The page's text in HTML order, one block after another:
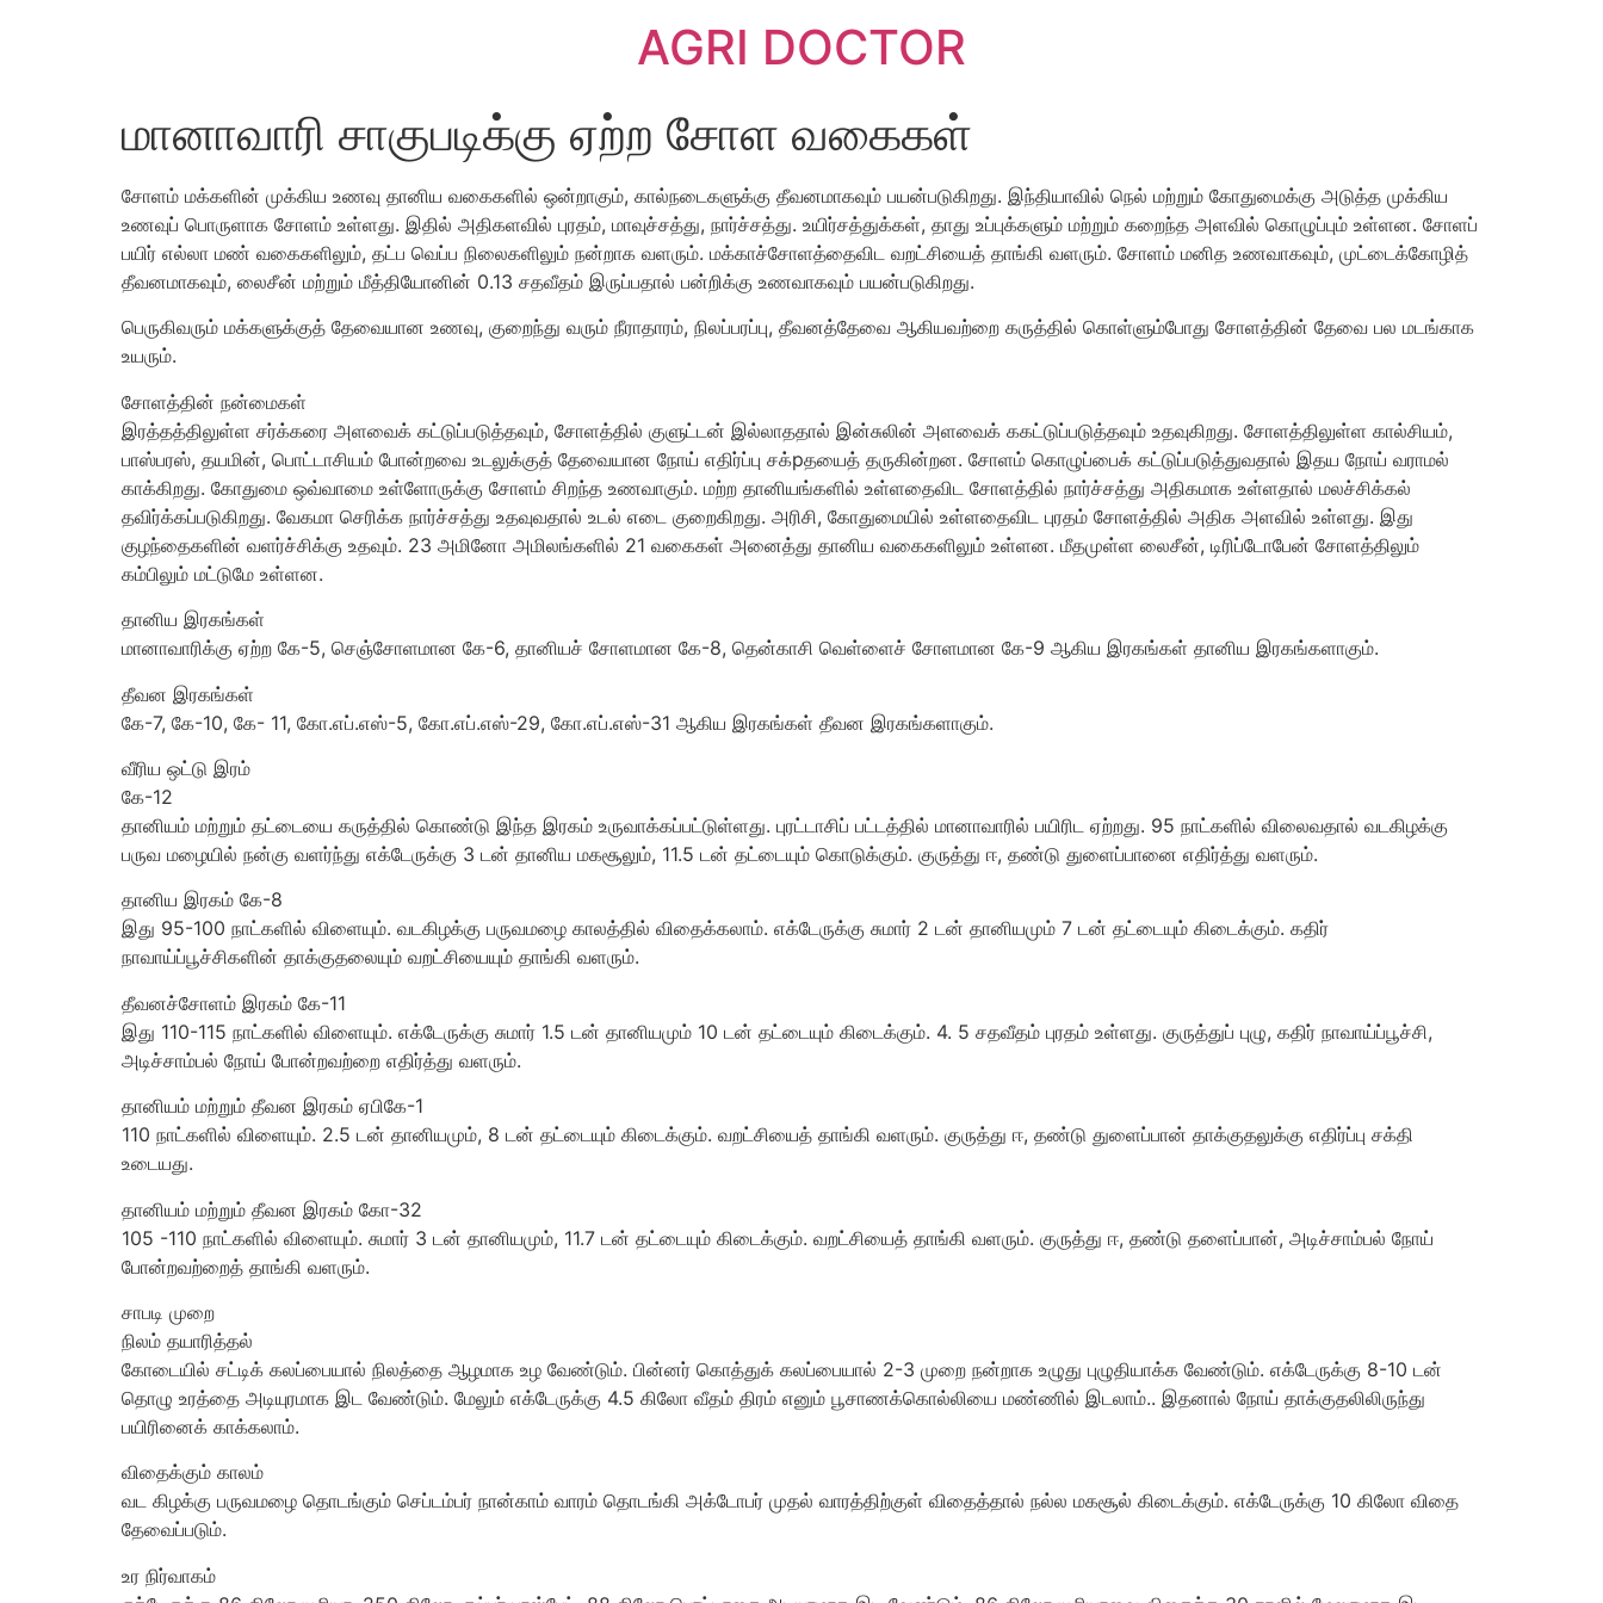
AGRI DOCTOR
மானாவாரி சாகுபடிக்கு ஏற்ற சோள வகைகள்
சோளம் மக்களின் முக்கிய உணவு தானிய வகைகளில் ஒன்றாகும், கால்நடைகளுக்கு தீவனமாகவும் பயன்படுகிறது. இந்தியாவில் நெல் மற்றும் கோதுமைக்கு அடுத்த முக்கிய
உணவுப் பொருளாக சோளம் உள்ளது. இதில் அதிகளவில் புரதம், மாவுச்சத்து, நார்ச்சத்து. உயிர்சத்துக்கள், தாது உப்புக்களும் மற்றும் கறைந்த அளவில் கொழுப்பும் உள்ளன. சோளப்
பயிர் எல்லா மண் வகைகளிலும், தட்ப வெப்ப நிலைகளிலும் நன்றாக வளரும். மக்காச்சோளத்தைவிட வறட்சியைத் தாங்கி வளரும். சோளம் மனித உணவாகவும், முட்டைக்கோழித்
தீவனமாகவும், லைசீன் மற்றும் மீத்தியோனின் 0.13 சதவீதம் இருப்பதால் பன்றிக்கு உணவாகவும் பயன்படுகிறது.
பெருகிவரும் மக்களுக்குத் தேவையான உணவு, குறைந்து வரும் நீராதாரம், நிலப்பரப்பு, தீவனத்தேவை ஆகியவற்றை கருத்தில் கொள்ளும்போது சோளத்தின் தேவை பல மடங்காக
உயரும்.
சோளத்தின் நன்மைகள்
இரத்தத்திலுள்ள சர்க்கரை அளவைக் கட்டுப்படுத்தவும், சோளத்தில் குளுட்டன் இல்லாததால் இன்சுலின் அளவைக் ககட்டுப்படுத்தவும் உதவுகிறது. சோளத்திலுள்ள கால்சியம்,
பாஸ்பரஸ், தயமின், பொட்டாசியம் போன்றவை உடலுக்குத் தேவையான நோய் எதிர்ப்பு சக்pதயைத் தருகின்றன. சோளம் கொழுப்பைக் கட்டுப்படுத்துவதால் இதய நோய் வராமல்
காக்கிறது. கோதுமை ஒவ்வாமை உள்ளோருக்கு சோளம் சிறந்த உணவாகும். மற்ற தானியங்களில் உள்ளதைவிட சோளத்தில் நார்ச்சத்து அதிகமாக உள்ளதால் மலச்சிக்கல்
தவிர்க்கப்படுகிறது. வேகமா செரிக்க நார்ச்சத்து உதவுவதால் உடல் எடை குறைகிறது. அரிசி, கோதுமையில் உள்ளதைவிட புரதம் சோளத்தில் அதிக அளவில் உள்ளது. இது
குழந்தைகளின் வளர்ச்சிக்கு உதவும். 23 அமினோ அமிலங்களில் 21 வகைகள் அனைத்து தானிய வகைகளிலும் உள்ளன. மீதமுள்ள லைசீன், டிரிப்டோபேன் சோளத்திலும்
கம்பிலும் மட்டுமே உள்ளன.
தானிய இரகங்கள்
மானாவாரிக்கு ஏற்ற கே-5, செஞ்சோளமான கே-6, தானியச் சோளமான கே-8, தென்காசி வெள்ளைச் சோளமான கே-9 ஆகிய இரகங்கள் தானிய இரகங்களாகும்.
தீவன இரகங்கள்
கே-7, கே-10, கே- 11, கோ.எப்.எஸ்-5, கோ.எப்.எஸ்-29, கோ.எப்.எஸ்-31 ஆகிய இரகங்கள் தீவன இரகங்களாகும்.
வீரிய ஒட்டு இரம்
கே-12
தானியம் மற்றும் தட்டையை கருத்தில் கொண்டு இந்த இரகம் உருவாக்கப்பட்டுள்ளது. புரட்டாசிப் பட்டத்தில் மானாவாரில் பயிரிட ஏற்றது. 95 நாட்களில் விலைவதால் வடகிழக்கு
பருவ மழையில் நன்கு வளர்ந்து எக்டேருக்கு 3 டன் தானிய மகசூலும், 11.5 டன் தட்டையும் கொடுக்கும். குருத்து ஈ, தண்டு துளைப்பானை எதிர்த்து வளரும்.
தானிய இரகம் கே-8
இது 95-100 நாட்களில் விளையும். வடகிழக்கு பருவமழை காலத்தில் விதைக்கலாம். எக்டேருக்கு சுமார் 2 டன் தானியமும் 7 டன் தட்டையும் கிடைக்கும். கதிர்
நாவாய்ப்பூச்சிகளின் தாக்குதலையும் வறட்சியையும் தாங்கி வளரும்.
தீவனச்சோளம் இரகம் கே-11
இது 110-115 நாட்களில் விளையும். எக்டேருக்கு சுமார் 1.5 டன் தானியமும் 10 டன் தட்டையும் கிடைக்கும். 4. 5 சதவீதம் புரதம் உள்ளது. குருத்துப் புழு, கதிர் நாவாய்ப்பூச்சி,
அடிச்சாம்பல் நோய் போன்றவற்றை எதிர்த்து வளரும்.
தானியம் மற்றும் தீவன இரகம் ஏபிகே-1
110 நாட்களில் விளையும். 2.5 டன் தானியமும், 8 டன் தட்டையும் கிடைக்கும். வறட்சியைத் தாங்கி வளரும். குருத்து ஈ, தண்டு துளைப்பான் தாக்குதலுக்கு எதிர்ப்பு சக்தி
உடையது.
தானியம் மற்றும் தீவன இரகம் கோ-32
105 -110 நாட்களில் விளையும். சுமார் 3 டன் தானியமும், 11.7 டன் தட்டையும் கிடைக்கும். வறட்சியைத் தாங்கி வளரும். குருத்து ஈ, தண்டு தளைப்பான், அடிச்சாம்பல் நோய்
போன்றவற்றைத் தாங்கி வளரும்.
சாபடி முறை
நிலம் தயாரித்தல்
கோடையில் சட்டிக் கலப்பையால் நிலத்தை ஆழமாக உழ வேண்டும். பின்னர் கொத்துக் கலப்பையால் 2-3 முறை நன்றாக உழுது புழுதியாக்க வேண்டும். எக்டேருக்கு 8-10 டன்
தொழு உரத்தை அடியுரமாக இட வேண்டும். மேலும் எக்டேருக்கு 4.5 கிலோ வீதம் திரம் எனும் பூசாணக்கொல்லியை மண்ணில் இடலாம்.. இதனால் நோய் தாக்குதலிலிருந்து
பயிரினைக் காக்கலாம்.
விதைக்கும் காலம்
வட கிழக்கு பருவமழை தொடங்கும் செப்டம்பர் நான்காம் வாரம் தொடங்கி அக்டோபர் முதல் வாரத்திற்குள் விதைத்தால் நல்ல மகசூல் கிடைக்கும். எக்டேருக்கு 10 கிலோ விதை
தேவைப்படும்.
உர நிர்வாகம்